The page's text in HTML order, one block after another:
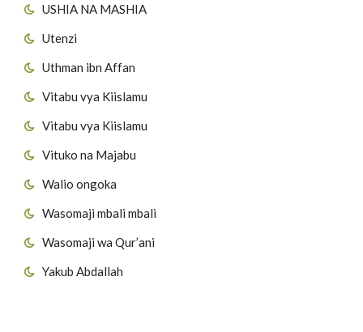
USHIA NA MASHIA
Utenzi
Uthman ibn Affan
Vitabu vya Kiislamu
Vitabu vya Kiislamu
Vituko na Majabu
Walio ongoka
Wasomaji mbali mbali
Wasomaji wa Qur’ani
Yakub Abdallah